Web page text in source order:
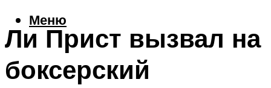
Меню
Ли Прист вызвал на
боксерский